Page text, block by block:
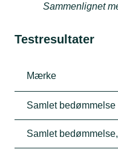
Sammenlignet
Testresultater
Mærke
Samlet bedømmelse
Samlet